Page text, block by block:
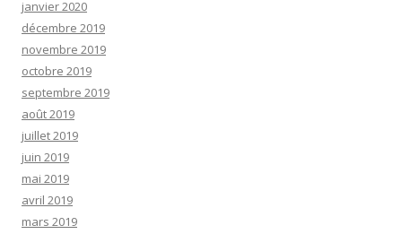
janvier 2020
décembre 2019
novembre 2019
octobre 2019
septembre 2019
août 2019
juillet 2019
juin 2019
mai 2019
avril 2019
mars 2019